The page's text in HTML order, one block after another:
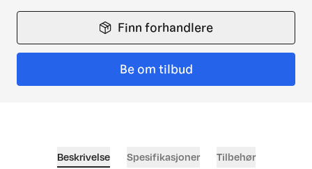
Finn forhandlere
Be om tilbud
Beskrivelse Spesifikasjoner Tilbehør